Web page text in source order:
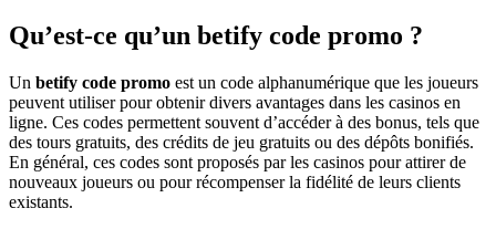
Qu’est-ce qu’un betify code promo ?
Un betify code promo est un code alphanumérique que les joueurs
peuvent utiliser pour obtenir divers avantages dans les casinos en
ligne. Ces codes permettent souvent d’accéder à des bonus, tels que
des tours gratuits, des crédits de jeu gratuits ou des dépôts bonifiés.
En général, ces codes sont proposés par les casinos pour attirer de
nouveaux joueurs ou pour récompenser la fidélité de leurs clients
existants.